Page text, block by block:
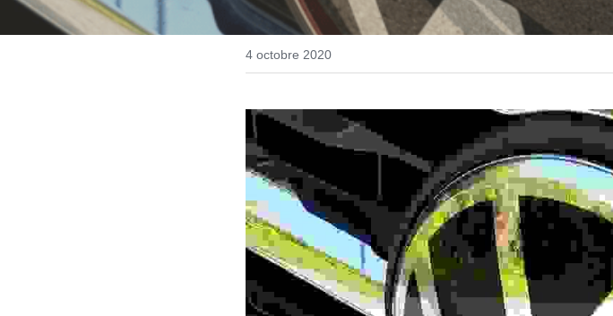
4 octobre 2020